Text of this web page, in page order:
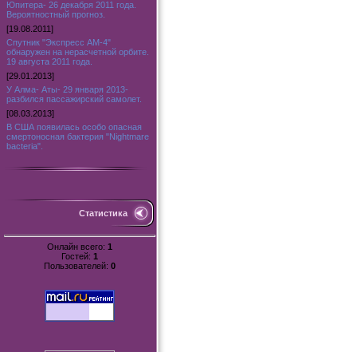
Юпитера- 26 декабря 2011 года.
Вероятностный прогноз.
[19.08.2011]
Спутник "Экспресс АМ-4"
обнаружен на нерасчетной орбите.
19 августа 2011 года.
[29.01.2013]
У Алма- Аты- 29 января 2013-
разбился пассажирский самолет.
[08.03.2013]
В США появилась особо опасная
смертоносная бактерия "Nightmare
bacteria".
Статистика
Онлайн всего: 1
Гостей: 1
Пользователей: 0